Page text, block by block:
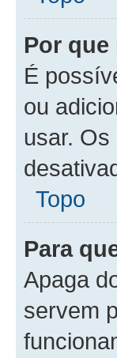
Por
É
ou
usar. Os
Topo
Para
Apaga
servem